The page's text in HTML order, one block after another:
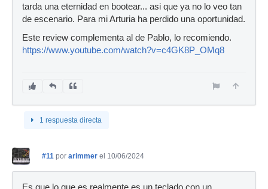
tarda una eternidad en bootear... asi que ya no lo veo tan
de escenario. Para mi Arturia ha perdido una oportunidad.
Este review complementa al de Pablo, lo recomiendo.
https://www.youtube.com/watch?v=c4GK8P_OMq8
1 respuesta directa
#11 por arimmer el 10/06/2024